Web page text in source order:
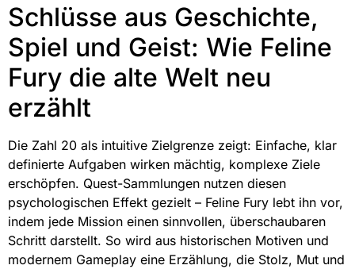
Schlüsse aus Geschichte,
Spiel und Geist: Wie Feline
Fury die alte Welt neu
erzählt
Die Zahl 20 als intuitive Zielgrenze zeigt: Einfache, klar
definierte Aufgaben wirken mächtig, komplexe Ziele
erschöpfen. Quest-Sammlungen nutzen diesen
psychologischen Effekt gezielt – Feline Fury lebt ihn vor,
indem jede Mission einen sinnvollen, überschaubaren
Schritt darstellt. So wird aus historischen Motiven und
modernem Gameplay eine Erzählung, die Stolz, Mut und